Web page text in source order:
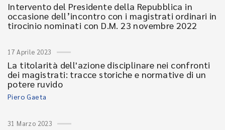
Intervento del Presidente della Repubblica in
occasione dell’incontro con i magistrati ordinari in
tirocinio nominati con D.M. 23 novembre 2022
17 Aprile 2023
La titolarità dell'azione disciplinare nei confronti
dei magistrati: tracce storiche e normative di un
potere ruvido
Piero Gaeta
31 Marzo 2023